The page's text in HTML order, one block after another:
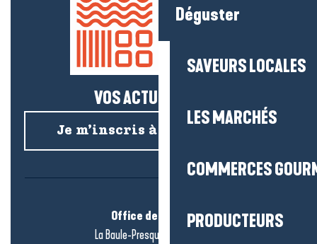
Déguster
SAVEURS LOCALES
LES MARCHÉS
COMMERCES
PRODUCTEURS
VOS ACTUS SALÉES !
Je m’inscris à la newsletter
Office de tourisme
La Baule-Presqu’île de Guérande